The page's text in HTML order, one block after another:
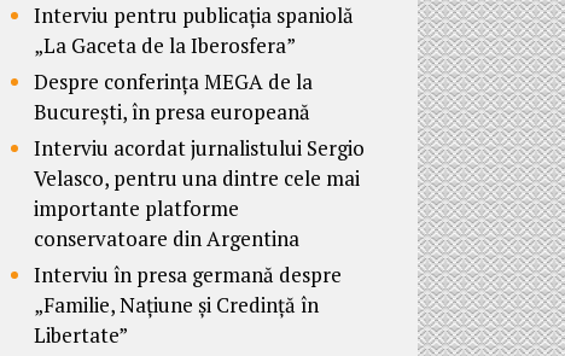
Interviu pentru publicația spaniolă
„La Gaceta de la Iberosfera”
Despre conferința MEGA de la
București, în presa europeană
Interviu acordat jurnalistului Sergio
Velasco, pentru una dintre cele mai
importante platforme
conservatoare din Argentina
Interviu în presa germană despre
„Familie, Națiune și Credință în
Libertate”